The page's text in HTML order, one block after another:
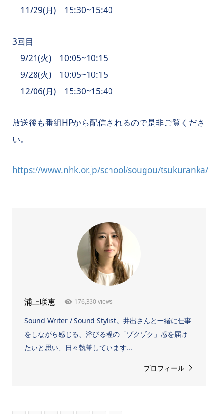
11/29(月) 15:30~15:40
3回目
9/21(火) 10:05~10:15
9/28(火) 10:05~10:15
12/06(月) 15:30~15:40
放送後も番組HPから配信されるので是非ご覧くださ
い。
https://www.nhk.or.jp/school/sougou/tsukuranka/
浦上咲恵 176,330 views
Sound Writer / Sound Stylist。井出さんと一緒に仕事
をしながら感じる、浴びる程の「ゾクゾク」感を届け
たいと思い、日々執筆しています...
プロフィール